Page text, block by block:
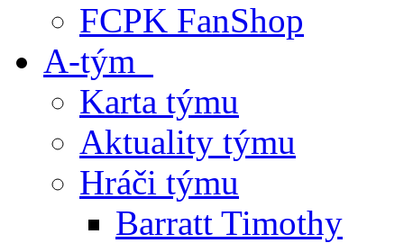
FCPK FanShop
A-tým
Karta týmu
Aktuality týmu
Hráči týmu
Barratt Timothy